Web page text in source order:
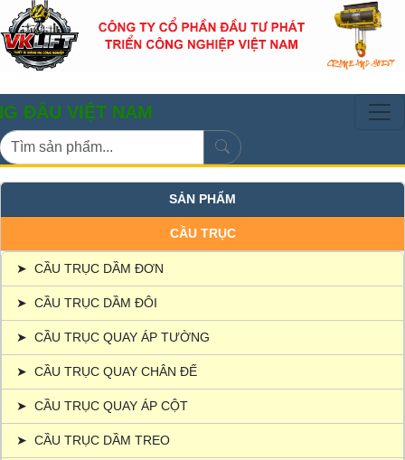
NAM
SẢN PHẨM
CẦU TRỤC
➤ CẦU TRỤC DẦM ĐƠN
➤ CẦU TRỤC DẦM ĐÔI
➤ CẦU TRỤC QUAY ÁP TƯỜNG
➤ CẦU TRỤC QUAY CHÂN ĐẾ
➤ CẦU TRỤC QUAY ÁP CỘT
➤ CẦU TRỤC DẦM TREO